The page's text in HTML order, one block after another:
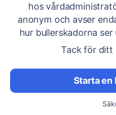
hos
anonym och avser
hur bullerskadorna
Tack för ditt
Starta en